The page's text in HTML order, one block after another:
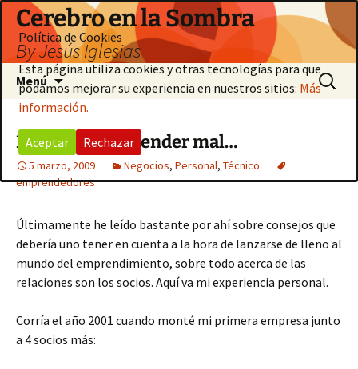
Saltar
contenido
Cerebro en la Sombra
By Jesús Iglesias
Menú Buscar:
El arte de emprender mal…
5 marzo, 2009 Negocios, Personal, Técnico
emprendedores
Últimamente he leído bastante por ahí sobre consejos que
debería uno tener en cuenta a la hora de lanzarse de lleno al
mundo del emprendimiento, sobre todo acerca de las
relaciones son los socios. Aquí va mi experiencia personal.
Corría el año 2001 cuando monté mi primera empresa junto
a 4 socios más:
Política de Cookies
Esta página utiliza cookies y otras tecnologías para que
podamos mejorar su experiencia en nuestros sitios: Más
información.
Aceptar Rechazar